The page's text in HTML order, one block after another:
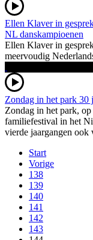
Ellen Klaver in
NL danskampioenen
Ellen Klaver in
meervoudig
Zondag in het park 30
Zondag in het park,
familiefestival in het
vierde jaargangen ook
Start
Vorige
138
139
140
141
142
143